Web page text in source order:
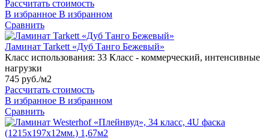
Рассчитать стоимость
В избранное В избранном
Сравнить
Ламинат Tarkett «Дуб Танго Бежевый»
Класс использования: 33 Класс - коммерческий, интенсивные
нагрузки
745 руб./м2
Рассчитать стоимость
В избранное В избранном
Сравнить